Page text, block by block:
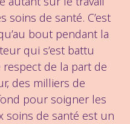
de santé. C’est
bout pendant la
qui s’est battu
de la part de
des milliers de
pour soigner les
soins de santé est un